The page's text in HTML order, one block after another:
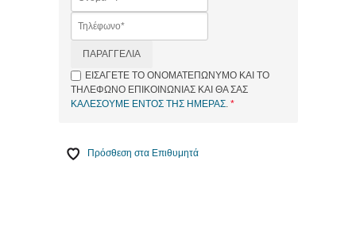
ΠΑΡΑΓΓΕΛΙΑ
ΕΙΣΑΓΕΤΕ ΤΟ ΟΝΟΜΑΤΕΠΩΝΥΜΟ ΚΑΙ ΤΟ
ΤΗΛΕΦΩΝΟ ΕΠΙΚΟΙΝΩΝΙΑΣ ΚΑΙ ΘΑ ΣΑΣ
ΚΑΛΕΣΟΥΜΕ ΕΝΤΟΣ ΤΗΣ ΗΜΕΡΑΣ.
Πρόσθεση στα Επιθυμητά